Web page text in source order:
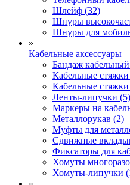
Шлейф (32)
Шнуры
Шнуры для
»
Кабельные аксессуары
Бандаж
Кабельные
Кабельные
Ленты-липучки (5)
Маркеры на
Металлорукав (2)
Муфты для
Сдвижные
Фиксаторы для
Хомуты
Хомуты-липучки